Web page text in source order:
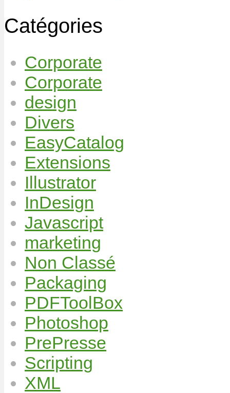
Catégories
Corporate
Corporate
design
Divers
EasyCatalog
Extensions
Illustrator
InDesign
Javascript
marketing
Non Classé
Packaging
PDFToolBox
Photoshop
PrePresse
Scripting
XML